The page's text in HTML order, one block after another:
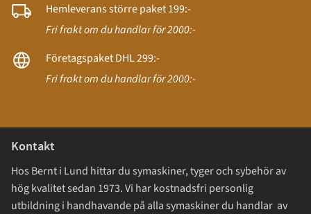
Hemleverans större paket 199:-
Fri frakt om du handlar för 2000:-
Företagspaket DHL 299:-
Fri frakt om du handlar för 2000:-
Kontakt
Hos Bernt i Lund hittar du symaskiner, tyger och sybehör av
hög kvalitet sedan 1973. Vi har kostnadsfri personlig
utbildning i handhavande på alla symaskiner du handlar av